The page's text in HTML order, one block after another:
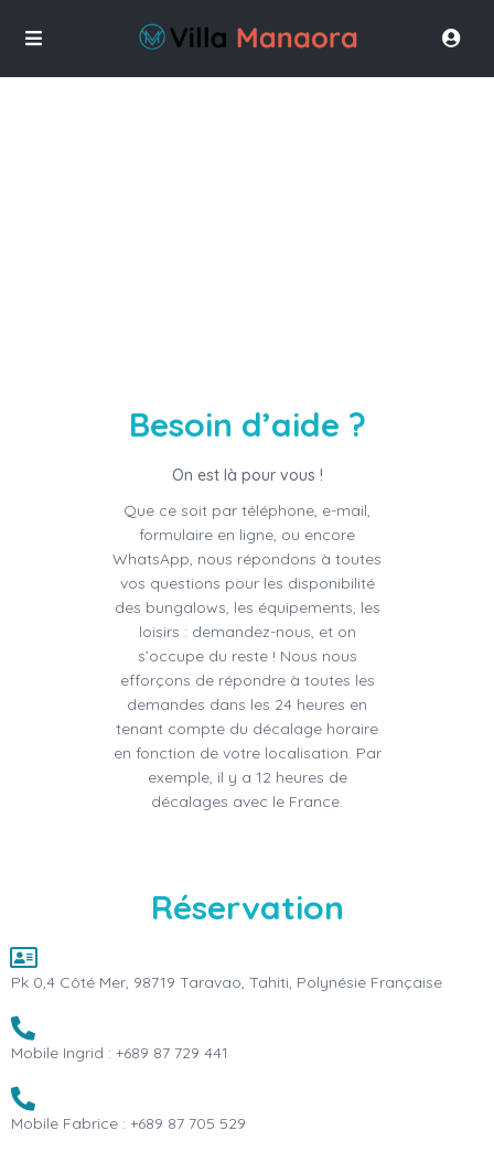
Besoin d’aide ?
On est là pour vous !
Que ce soit par téléphone, e-mail,
formulaire en ligne, ou encore
WhatsApp, nous répondons à toutes
vos questions pour les disponibilité
des bungalows, les équipements, les
loisirs : demandez-nous, et on
s’occupe du reste ! Nous nous
efforçons de répondre à toutes les
demandes dans les 24 heures en
tenant compte du décalage horaire
en fonction de votre localisation. Par
exemple, il y a 12 heures de
décalages avec le France.
Réservation
Pk 0,4 Côté Mer, 98719 Taravao, Tahiti, Polynésie Française
Mobile Ingrid : +689 87 729 441
Mobile Fabrice : +689 87 705 529